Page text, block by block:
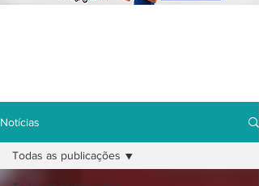
Notícias
Todas as publicações